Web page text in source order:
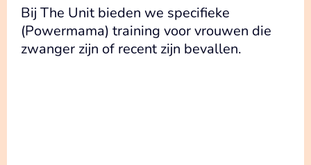
Bij The Unit bieden we specifieke
(Powermama) training voor vrouwen die
zwanger zijn of recent zijn bevallen.